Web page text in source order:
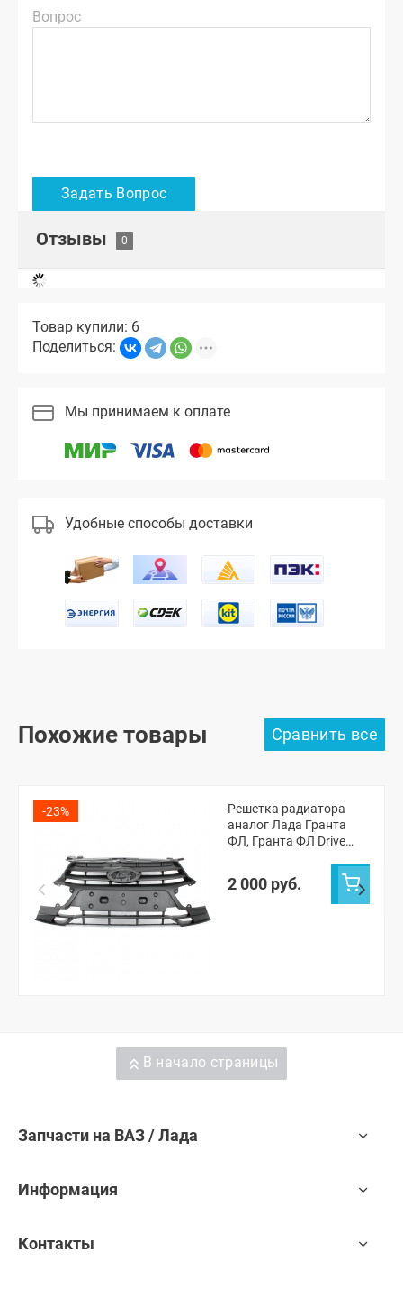
Вопрос
Отзывы
Товар купили: 6
Поделиться:
Мы принимаем к оплате
Удобные способы доставки
Похожие товары
-23%
Решетка радиатора
аналог Лада Гранта
ФЛ, Гранта ФЛ Drive
2 000 руб.
В начало страницы
Запчасти на ВАЗ / Лада
Информация
Контакты